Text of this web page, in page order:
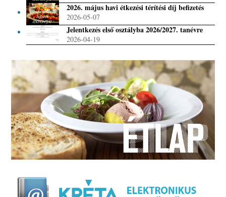
2026. május havi étkezési térítési díj befizetés
2026-05-07
Jelentkezés első osztályba 2026/2027. tanévre
2026-04-19